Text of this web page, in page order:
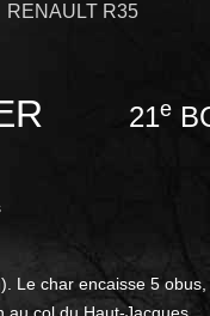
RENAULT R35
21e
Le char encaisse 5